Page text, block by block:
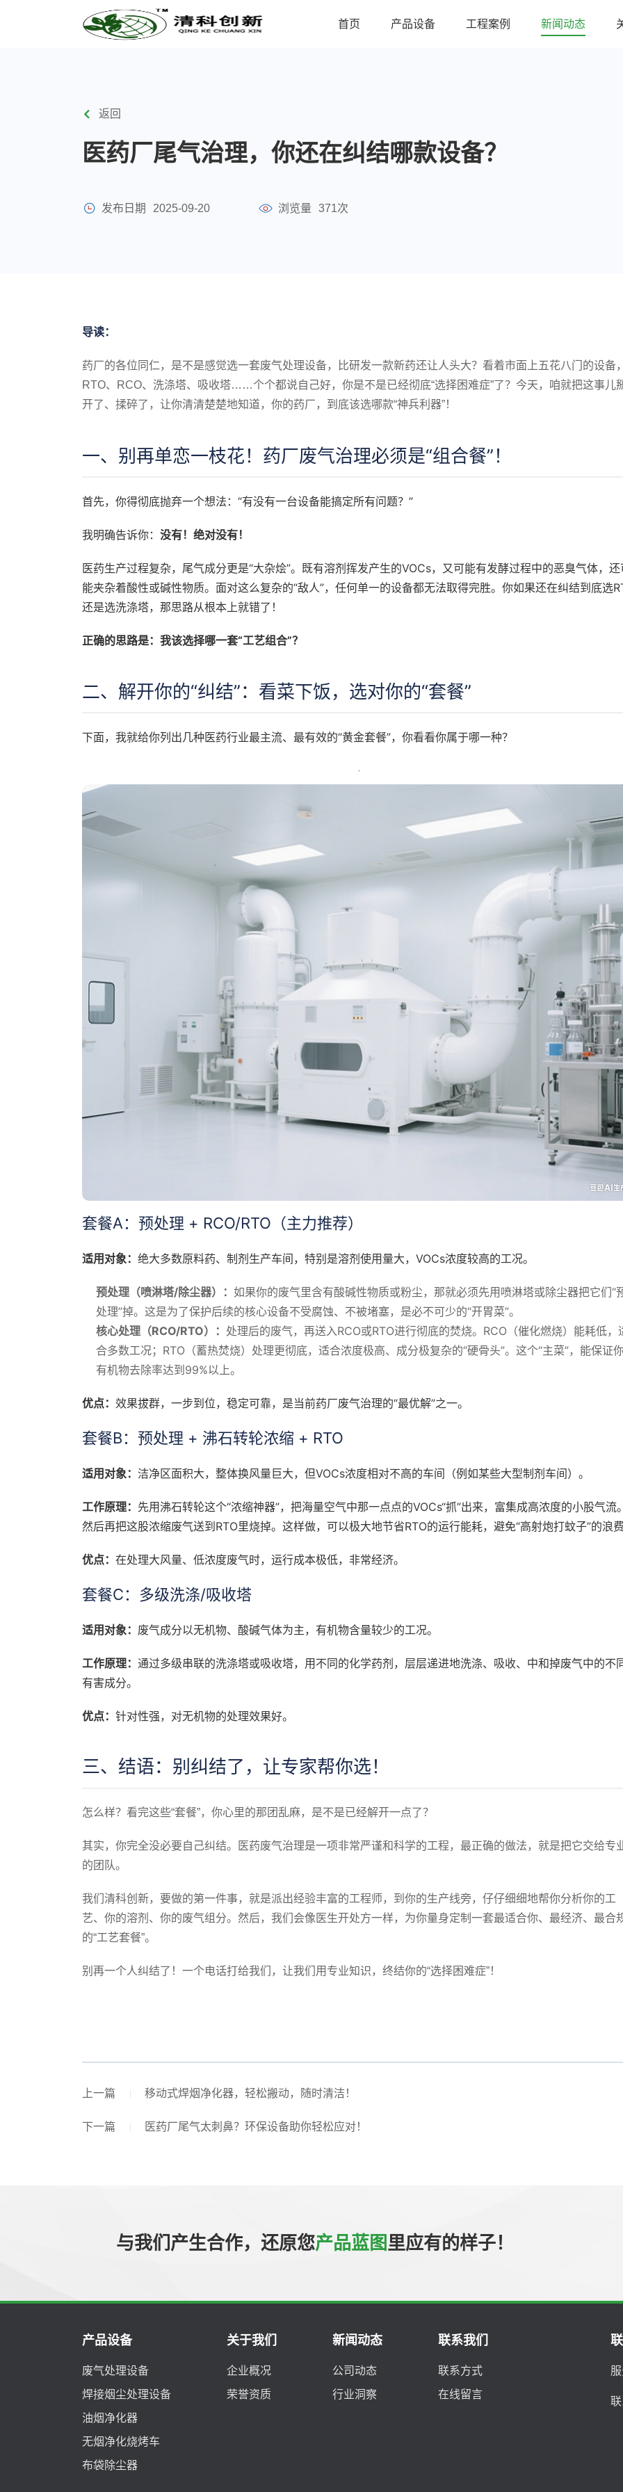
首页 产品设备 工程案例 新闻动态
返回
医药厂尾气治理，你还在纠结哪款设备？
发布日期 2025-09-20 浏览量 371次
导读：
药厂的各位同仁，是不是感觉选一套废气处理设备，比研发一款新药还让人头大？看着市面上五花八门的设备
RTO、RCO、洗涤塔、吸收塔……个个都说自己好，你是不是已经彻底“选择困难症”了？今天，咱就把这事儿
开了、揉碎了，让你清清楚楚地知道，你的药厂，到底该选哪款“神兵利器”！
一、别再单恋一枝花！药厂废气治理必须是“组合餐”！
首先，你得彻底抛弃一个想法：“有没有一台设备能搞定所有问题？”
我明确告诉你： 没有！绝对没有！
医药生产过程复杂，尾气成分更是“大杂烩”。既有溶剂挥发产生的VOCs，又可能有发酵过程中的恶臭气体，还
能夹杂着酸性或碱性物质。面对这么复杂的“敌人”，任何单一的设备都无法取得完胜。你如果还在纠结到底选
还是选洗涤塔，那思路从根本上就错了！
正确的思路是：我该选择哪一套“工艺组合”？
二、解开你的“纠结”：看菜下饭，选对你的“套餐”
下面，我就给你列出几种医药行业最主流、最有效的“黄金套餐”，你看看你属于哪一种？
套餐A：预处理 + RCO/RTO（主力推荐）
适用对象： 绝大多数原料药、制剂生产车间，特别是溶剂使用量大，VOCs浓度较高的工况。
预处理（喷淋塔/除尘器）： 如果你的废气里含有酸碱性物质或粉尘，那就必须先用喷淋塔或除尘器把它们“
处理”掉。这是为了保护后续的核心设备不受腐蚀、不被堵塞，是必不可少的“开胃菜”。
核心处理（RCO/RTO）： 处理后的废气，再送入RCO或RTO进行彻底的焚烧。RCO（催化燃烧）能耗低，
合多数工况；RTO（蓄热焚烧）处理更彻底，适合浓度极高、成分极复杂的“硬骨头”。这个“主菜”，能保证
有机物去除率达到99%以上。
优点： 效果拔群，一步到位，稳定可靠，是当前药厂废气治理的“最优解”之一。
套餐B：预处理 + 沸石转轮浓缩 + RTO
适用对象： 洁净区面积大，整体换风量巨大，但VOCs浓度相对不高的车间（例如某些大型制剂车间）。
工作原理： 先用沸石转轮这个“浓缩神器”，把海量空气中那一点点的VOCs“抓”出来，富集成高浓度的小股气流
然后再把这股浓缩废气送到RTO里烧掉。这样做，可以极大地节省RTO的运行能耗，避免“高射炮打蚊子”的浪
优点： 在处理大风量、低浓度废气时，运行成本极低，非常经济。
套餐C：多级洗涤/吸收塔
适用对象： 废气成分以无机物、酸碱气体为主，有机物含量较少的工况。
工作原理： 通过多级串联的洗涤塔或吸收塔，用不同的化学药剂，层层递进地洗涤、吸收、中和掉废气中的不
有害成分。
优点： 针对性强，对无机物的处理效果好。
三、结语：别纠结了，让专家帮你选！
怎么样？看完这些“套餐”，你心里的那团乱麻，是不是已经解开一点了？
其实，你完全没必要自己纠结。医药废气治理是一项非常严谨和科学的工程，最正确的做法，就是把它交给专
的团队。
我们清科创新，要做的第一件事，就是派出经验丰富的工程师，到你的生产线旁，仔仔细细地帮你分析你的工
艺、你的溶剂、你的废气组分。然后，我们会像医生开处方一样，为你量身定制一套最适合你、最经济、最合
的“工艺套餐”。
别再一个人纠结了！一个电话打给我们，让我们用专业知识，终结你的“选择困难症”！
上一篇 移动式焊烟净化器，轻松搬动，随时清洁！
下一篇 医药厂尾气太刺鼻？环保设备助你轻松应对！
与我们产生合作，还原您产品蓝图 里应有的样子！
产品设备
废气处理设备
焊接烟尘处理设备
油烟净化器
无烟净化烧烤车
布袋除尘器
关于我们
企业概况
荣誉资质
新闻动态
公司动态
行业洞察
联系我们
联系方式
在线留言